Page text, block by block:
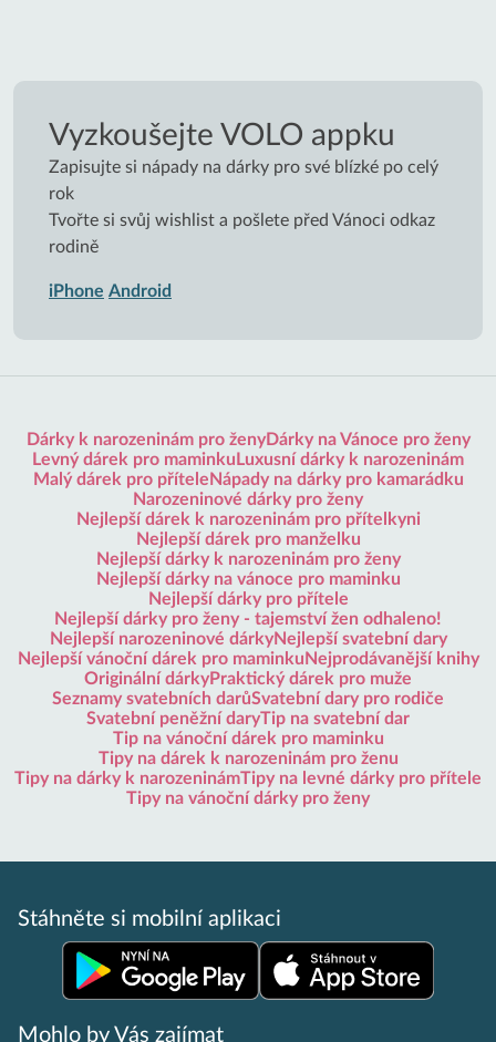
Vyzkoušejte VOLO appku
Zapisujte si nápady na dárky pro své blízké po celý
rok
Tvořte si svůj wishlist a pošlete před Vánoci odkaz
rodině
iPhone Android
Dárky k narozeninám pro ženyDárky na Vánoce pro ženy
Levný dárek pro maminku Luxusní dárky k narozeninám
Malý dárek pro přítele Nápady na dárky pro kamarádku
Narozeninové dárky pro ženy
Nejlepší dárek k narozeninám pro přítelkyni
Nejlepší dárek pro manželku
Nejlepší dárky k narozeninám pro ženy
Nejlepší dárky na vánoce pro maminku
Nejlepší dárky pro přítele
Nejlepší dárky pro ženy - tajemství žen odhaleno!
Nejlepší narozeninové dárkyNejlepší svatební dary
Nejlepší vánoční dárek pro maminku Nejprodávanější knihy
Originální dárkyPraktický dárek pro muže
Seznamy svatebních darůSvatební dary pro rodiče
Svatební peněžní daryTip na svatební dar
Tip na vánoční dárek pro maminku
Tipy na dárek k narozeninám pro ženu
Tipy na dárky k narozeninámTipy na levné dárky pro přítele
Tipy na vánoční dárky pro ženy
Stáhněte si mobilní aplikaci
Mohlo by Vás zajímat